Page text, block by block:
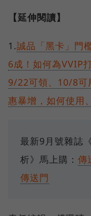
【延伸閱讀】
1.誠品「黑卡」門
6成！如何為VVIP
9/22可領、10/8可
惠暴增，如何使用
最新9月號雜誌
析》馬上購： 傳
傳送門